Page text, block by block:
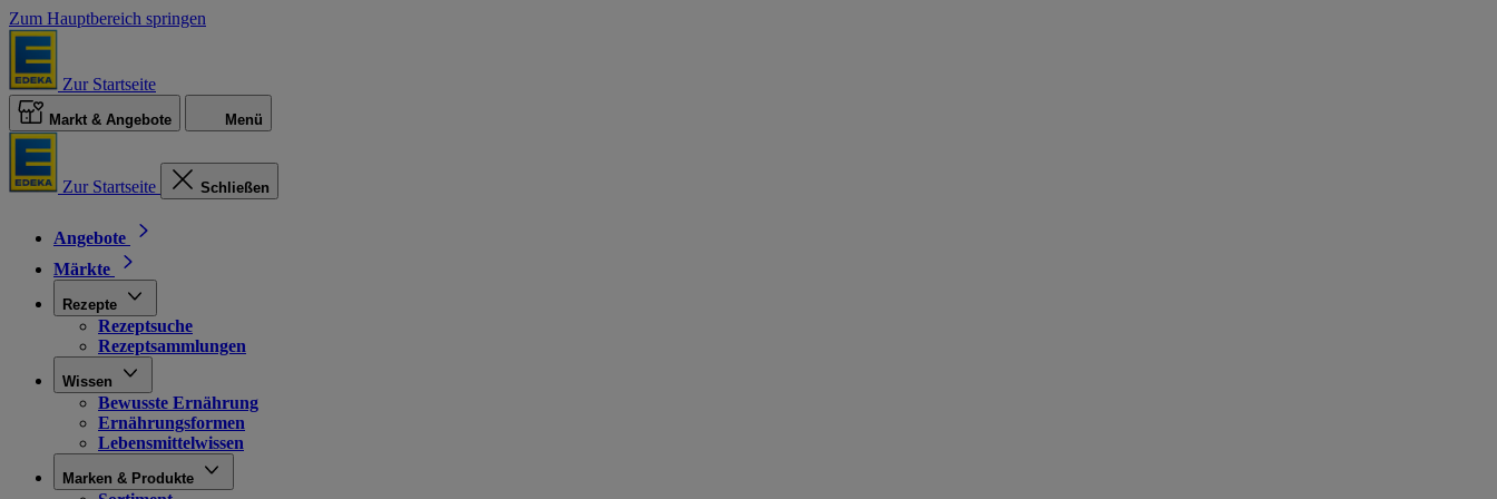
Zum Hauptbereich springen
Zur Startseite
Markt & Angebote Menü
Zur Startseite Schließen
Angebote
Märkte
Rezepte
Rezeptsuche
Rezeptsammlungen
Wissen
Bewusste Ernährung
Ernährungsformen
Lebensmittelwissen
Marken & Produkte